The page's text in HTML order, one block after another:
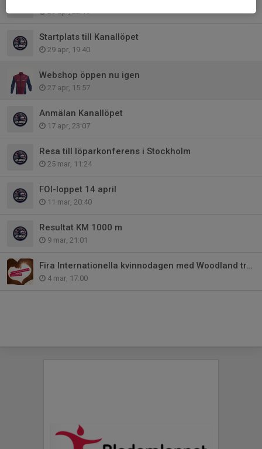
29 apr, 22:19
Startplats till Kanallöpet
29 apr, 19:40
Webshop öppen nu igen
27 apr, 15:57
Anmälan Kanallöpet
17 apr, 23:07
Resa till löparkonferens i Stockholm
25 mar, 11:24
FOI-loppet 14 april
11 mar, 20:40
Resultat KM 1000 m
9 mar, 21:01
Fira Internationella kvinnodagen med Woodland trail
4 mar, 17:00